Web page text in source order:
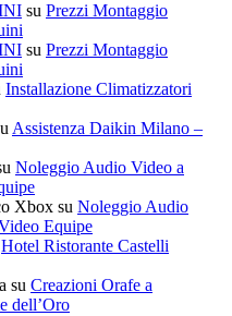
su Prezzi Montaggio
su Prezzi Montaggio
Installazione Climatizzatori
Assistenza Daikin Milano –
Noleggio Audio Video a
Xbox su Noleggio Audio
Equipe
Hotel Ristorante Castelli
su Creazioni Orafe a
dell’Oro